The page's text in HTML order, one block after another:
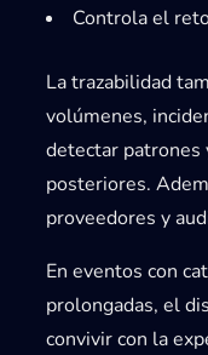
Controla el
La trazabilidad
volúmenes,
detectar patrones
posteriores.
proveedores y
En eventos con
prolongadas, el
convivir con la